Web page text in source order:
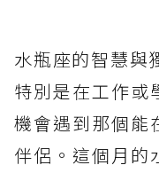
水瓶座的智慧與
特別是在工作或
機會遇到那個能
伴侶。這個月的